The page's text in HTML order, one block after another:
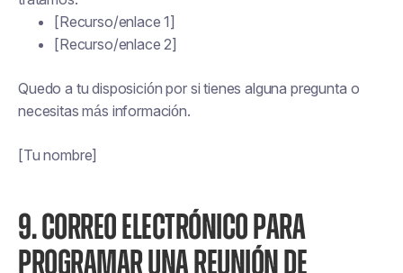
[Recurso/enlace 1]
[Recurso/enlace 2]
Quedo a tu disposición por si tienes alguna pregunta o
necesitas más información.
[Tu nombre]
9. CORREO ELECTRÓNICO PARA
PROGRAMAR UNA REUNIÓN DE